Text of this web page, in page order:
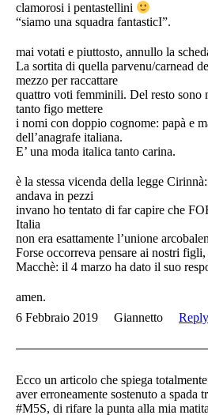
clamorosi i pentastellini
“siamo una squadra fantasticI”.
mai votati e piuttosto, annullo la
La sortita di quella parvenu/carnead
mezzo per raccattare
quattro voti femminili. Del resto sono
tanto figo mettere
i nomi con doppio cognome: papà e
dell’anagrafe italiana.
E’ una moda italica tanto carina.
è la stessa vicenda della legge
andava in pezzi
invano ho tentato di far capire che
Italia
non era esattamente l’unione
Forse occorreva pensare ai nostri
Macchè: il 4 marzo ha dato il suo
amen.
6 Febbraio 2019
Giannetto Reply
Ecco un articolo che spiega
aver erroneamente sostenuto a spada
#M5S, di rifare la punta alla mia